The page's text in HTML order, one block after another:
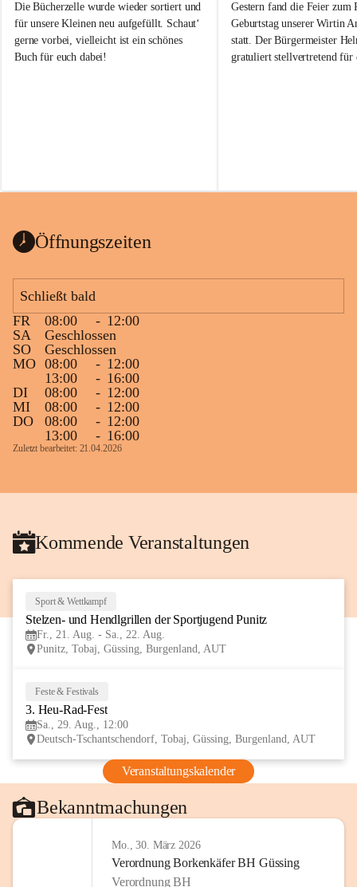
a
j
Die Bücherzelle wurde wieder sortiert und
für unsere Kleinen neu aufgefüllt. Schaut‘
gerne vorbei, vielleicht ist ein schönes
Buch für euch dabei!
Wanduhr (!) benutzt und musste
Das Gemeindeamt freut sich sehr über die
Spende >lesenswerter< Bücher und
vorsortiert in die Bücherzelle eingeräumt
werden können.
Gleichzeitig möchten wir uns bei all Jenen
sehr herzlich bedanken, die bereits viele
tolle Bücher spendiert haben.
a
j
Gestern fand die Feier zum
Geburtstag unserer Wirtin
statt. Der Bürgermeister
gratuliert stellvertretend für
Gesundheit, Gelassenheit
Öffnungszeiten
Schließt bald
FR
08:00 - 12:00
SA
Geschlossen
SO
Geschlossen
MO 08:00 - 12:00
13:00
- 16:00
DI
08:00 - 12:00
MI
08:00 - 12:00
DO
08:00 - 12:00
13:00
- 16:00
Zuletzt bearbeitet: 21.04.2026
Kommende Veranstaltungen
Sport & Wettkampf
Stelzen- und Hendlgrillen der Sportjugend Punitz
Fr., 21. Aug. - Sa., 22. Aug.
Punitz, Tobaj, Güssing, Burgenland, AUT
Feste & Festivals
3. Heu-Rad-Fest
Sa., 29. Aug., 12:00
Deutsch-Tschantschendorf, Tobaj, Güssing, Burgenland, AUT
Veranstaltungskalender
Bekanntmachungen
Mo., 30. März 2026
Verordnung Borkenkäfer BH Güssing
Verordnung BH